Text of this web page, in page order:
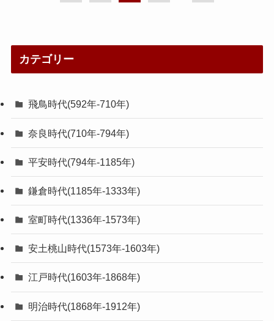
カテゴリー
飛鳥時代(592年-710年)
奈良時代(710年-794年)
平安時代(794年-1185年)
鎌倉時代(1185年-1333年)
室町時代(1336年-1573年)
安土桃山時代(1573年-1603年)
江戸時代(1603年-1868年)
明治時代(1868年-1912年)